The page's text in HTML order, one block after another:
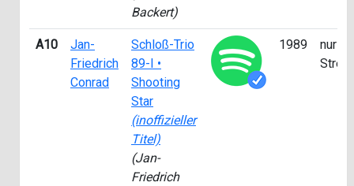
Backert)
A10
Jan-
Friedrich
Conrad
Schloß-Trio
89-I •
Shooting
Star
(inoffizieller
Titel)
(Jan-
Friedrich
1989
nur für